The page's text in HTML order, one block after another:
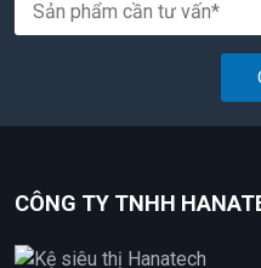
CÔNG TY TNHH